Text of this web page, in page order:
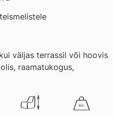
väljas terrassil või hoovis
raamatukogus,
KG